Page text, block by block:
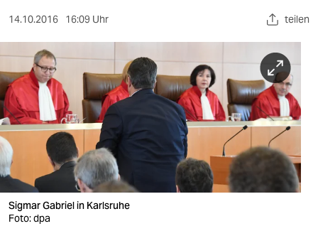
sport
berlin
nord
wahrheit
verlag
verlag
veranstaltungen
14.10.2016 16:09 Uhr teilen
Sigmar Gabriel in Karlsruhe
Foto: dpa